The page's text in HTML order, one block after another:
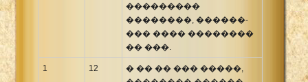
���������
��������, ������-
��� ���� ��������
�� ���.
1 12
� �� �� ��� �����,